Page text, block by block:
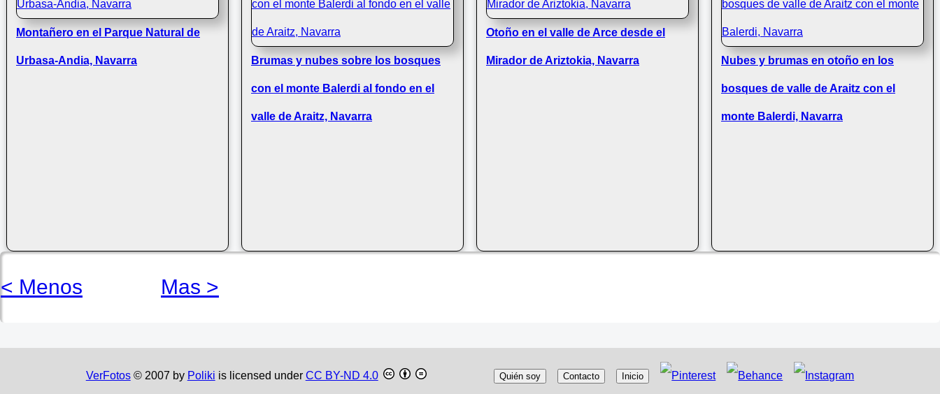
Río y cascada Anzubiaga en el otoño
de Araitz
Montañero en el Parque Natural de
Urbasa-Andia, Navarra Brumas y nubes sobre los bosques
con el monte Balerdi al fondo en el
valle de Araitz, Navarra
Otoño en el valle de Arce desde el
Mirador de Ariztokia, Navarra Nubes y brumas en otoño en los
bosques de valle de Araitz con el
monte Balerdi, Navarra
< Menos Mas >
VerFotos© 2007 by Poliki is licensed under CC BY-ND 4.0 Quién soy Contacto Inicio